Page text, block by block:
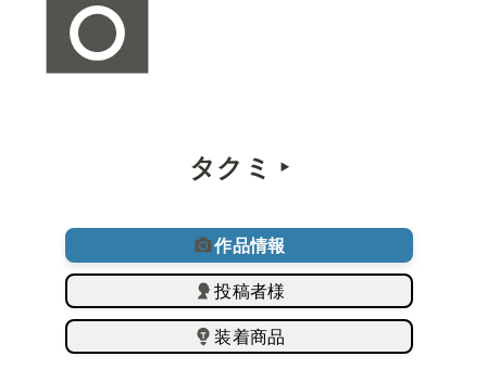
タクミ ‣
作品情報
投稿者様
装着商品